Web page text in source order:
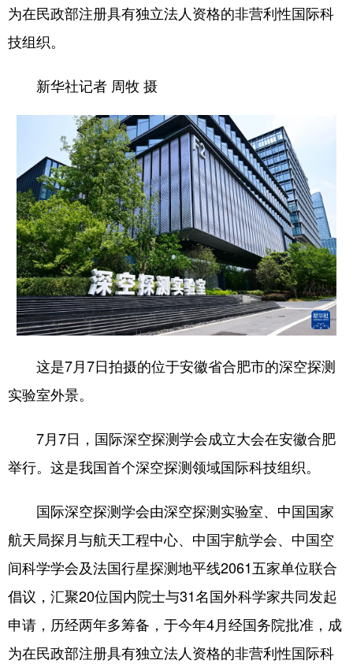
Русский язык 日本語 한국어
为在民政部注册具有独立法人资格的非营利性国际科
技组织。
新华社记者 周牧 摄
这是7月7日拍摄的位于安徽省合肥市的深空探测
实验室外景。
7月7日，国际深空探测学会成立大会在安徽合肥
举行。这是我国首个深空探测领域国际科技组织。
国际深空探测学会由深空探测实验室、中国国家
航天局探月与航天工程中心、中国宇航学会、中国空
间科学学会及法国行星探测地平线2061五家单位联合
倡议，汇聚20位国内院士与31名国外科学家共同发起
申请，历经两年多筹备，于今年4月经国务院批准，成
为在民政部注册具有独立法人资格的非营利性国际科